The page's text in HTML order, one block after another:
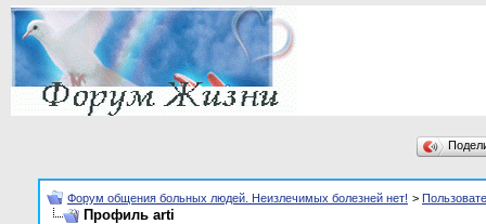
Форум общения больных людей. Неизлечимых болезней нет! >
Профиль arti